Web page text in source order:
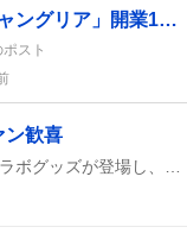
「ジャングリア」開業1年特集が『ガイアの夜明け』で放送 一部で「面白くない」声も、可能性への期待が語られる
スト
ン歓喜